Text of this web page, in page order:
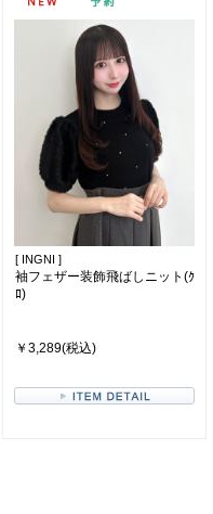
[ INGNI ]
袖フェザー装飾飛ばしニット(ｸ
ﾛ)
￥3,289(税込)